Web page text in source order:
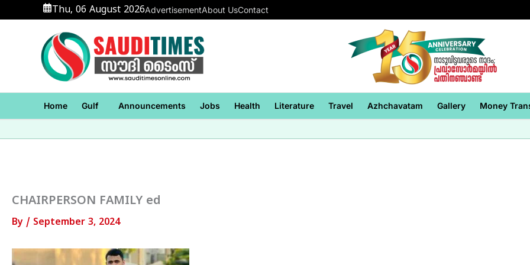
to
Thu, 06 August 2026AdvertisementAbout UsContact
Home Gulf Announcements Jobs Health Literature Travel Azhchavatam Gallery Money
CHAIRPERSON FAMILY ed
By / September 3, 2024